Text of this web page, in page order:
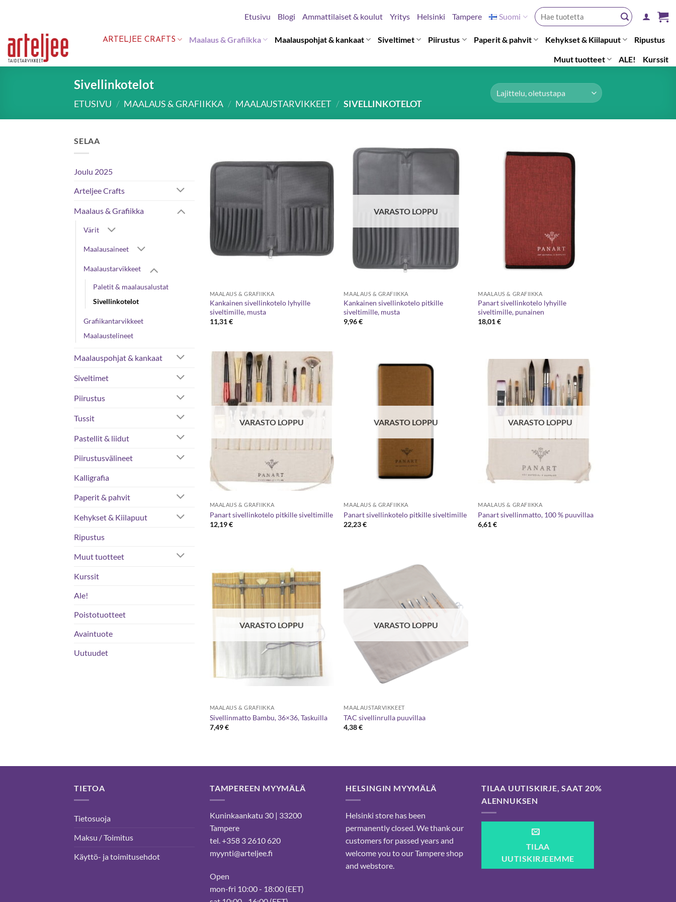
content
Etusivu Blogi Ammattilaiset & koulut Yritys Helsinki Tampere Suomi
Etsi:
ARTELJEE CRAFTS Maalaus & Grafiikka Maalauspohjat & kankaat Siveltimet Piirustus Paperit & pahvit Kehykset & Kiilapuut Ripustus
Muut tuotteet ALE! Kurssit
Sivellinkotelot
ETUSIVU / MAALAUS & GRAFIIKKA / MAALAUSTARVIKKEET / SIVELLINKOTELOT
SELAA
Joulu 2025
Arteljee Crafts
Maalaus & Grafiikka
Värit
Maalausaineet
Maalaustarvikkeet
Paletit & maalausalustat
Sivellinkotelot
Grafiikantarvikkeet
Maalaustelineet
Maalauspohjat & kankaat
Siveltimet
Piirustus
Tussit
Pastellit & liidut
Piirustusvälineet
Kalligrafia
Paperit & pahvit
Kehykset & Kiilapuut
Ripustus
Muut tuotteet
Kurssit
Ale!
Poistotuotteet
Avaintuote
Uutuudet
MAALAUS & GRAFIIKKA
Kankainen sivellinkotelo lyhyille
siveltimille, musta
11,31€
VARASTO LOPPU
MAALAUS & GRAFIIKKA
Kankainen sivellinkotelo pitkille
siveltimille, musta
9,96€
MAALAUS & GRAFIIKKA
Panart sivellinkotelo lyhyille
siveltimille, punainen
18,01€
VARASTO LOPPU
MAALAUS & GRAFIIKKA
Panart sivellinkotelo pitkille siveltimille
12,19€
VARASTO LOPPU
MAALAUS & GRAFIIKKA
Panart sivellinkotelo pitkille siveltimille
22,23€
VARASTO LOPPU
MAALAUS & GRAFIIKKA
Panart sivellinmatto, 100 % puuvillaa
6,61€
VARASTO LOPPU
MAALAUS & GRAFIIKKA
Sivellinmatto Bambu, 36×36, Taskuilla
7,49€
VARASTO LOPPU
MAALAUSTARVIKKEET
TAC sivellinrulla puuvillaa
4,38€
TIETOA
Tietosuoja
Maksu / Toimitus
Käyttö- ja toimitusehdot
TAMPEREEN MYYMÄLÄ
Kuninkaankatu 30 | 33200
Tampere
tel. +358 3 2610 620
myynti@arteljee.fi
Open
mon-fri 10:00 - 18:00 (EET)
HELSINGIN MYYMÄLÄ
Helsinki store has been
permanently closed. We thank our
customers for passed years and
welcome you to our Tampere shop
and webstore.
TILAA UUTISKIRJE, SAAT 20%
ALENNUKSEN
TILAA
UUTISKIRJEEMME